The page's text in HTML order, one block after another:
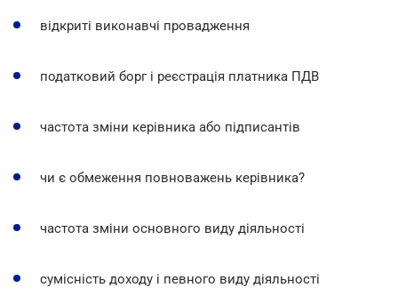
відкриті виконавчі провадження
податковий борг і реєстрація платника ПДВ
частота зміни керівника або підписантів
чи є обмеження повноважень керівника?
частота зміни основного виду діяльності
сумісність доходу і певного виду діяльності